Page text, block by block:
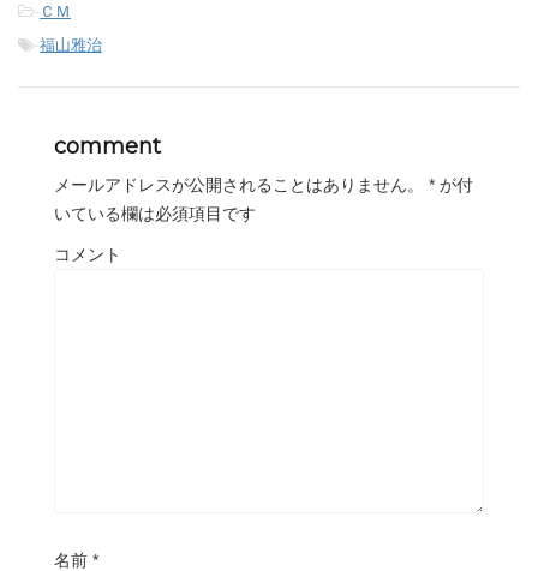
- ＣＭ
-福山雅治
comment
メールアドレスが公開されることはありません。 * が付
いている欄は必須項目です
コメント
名前 *